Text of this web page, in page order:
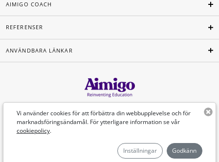
Vi använder cookies för att förbättra din webbupplevelse och för
marknadsföringsändamål. För ytterligare information se vår
cookiepolicy.
Inställningar Godkänn
AIMIGO COACH
REFERENSER
ANVÄNDBARA LÄNKAR
Svenska